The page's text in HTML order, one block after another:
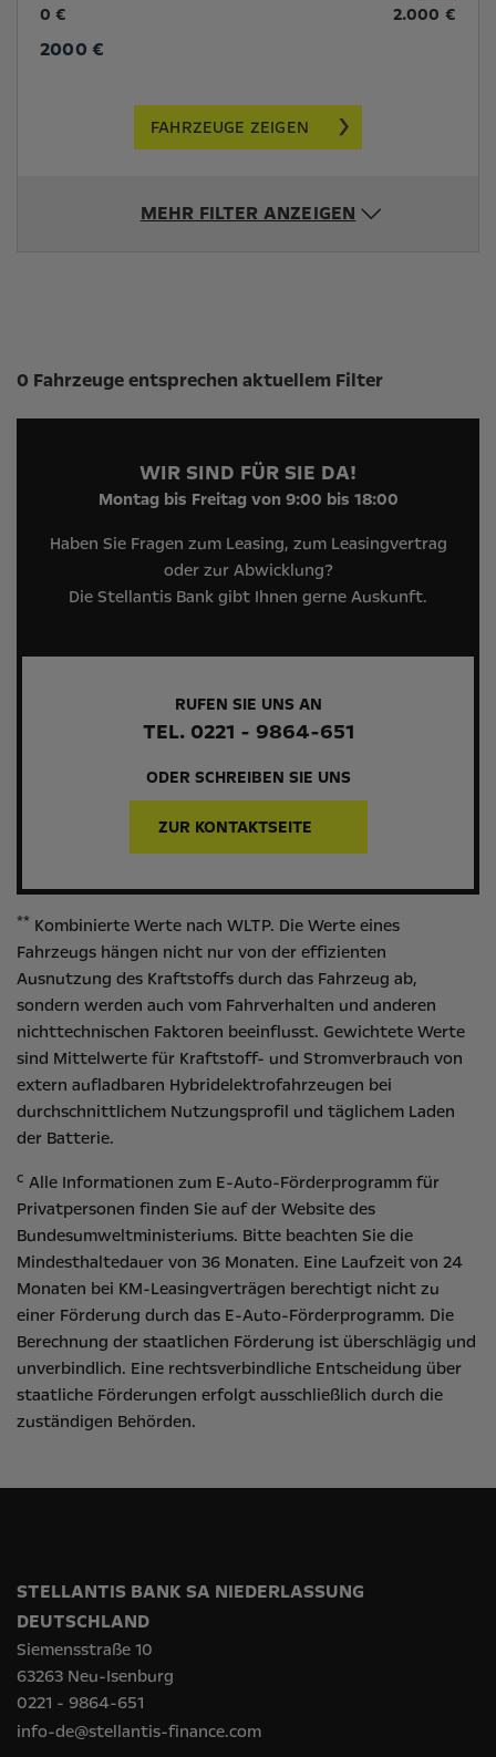
0 € 2.000 €
2000 €
FAHRZEUGE ZEIGEN
MEHR FILTER ANZEIGEN
Suchergebnisse
0 Fahrzeuge entsprechen aktuellem Filter
WIR SIND FÜR SIE DA!
Montag bis Freitag von 9:00 bis 18:00
Haben Sie Fragen zum Leasing, zum Leasingvertrag
oder zur Abwicklung?
Die Stellantis Bank gibt Ihnen gerne Auskunft.
RUFEN SIE UNS AN
TEL. 0221 - 9864-651
ODER SCHREIBEN SIE UNS
ZUR KONTAKTSEITE
** Kombinierte Werte nach WLTP. Die Werte eines
Fahrzeugs hängen nicht nur von der effizienten
Ausnutzung des Kraftstoffs durch das Fahrzeug ab,
sondern werden auch vom Fahrverhalten und anderen
nichttechnischen Faktoren beeinflusst. Gewichtete Werte
sind Mittelwerte für Kraftstoff- und Stromverbrauch von
extern aufladbaren Hybridelektrofahrzeugen bei
durchschnittlichem Nutzungsprofil und täglichem Laden
der Batterie.
c Alle Informationen zum E-Auto-Förderprogramm für
Privatpersonen finden Sie auf der Website des
Bundesumweltministeriums. Bitte beachten Sie die
Mindesthaltedauer von 36 Monaten. Eine Laufzeit von 24
Monaten bei KM-Leasingverträgen berechtigt nicht zu
einer Förderung durch das E-Auto-Förderprogramm. Die
Berechnung der staatlichen Förderung ist überschlägig und
unverbindlich. Eine rechtsverbindliche Entscheidung über
staatliche Förderungen erfolgt ausschließlich durch die
zuständigen Behörden.
STELLANTIS BANK SA NIEDERLASSUNG
DEUTSCHLAND
Siemensstraße 10
63263 Neu-Isenburg
0221 - 9864-651
info-de@stellantis-finance.com